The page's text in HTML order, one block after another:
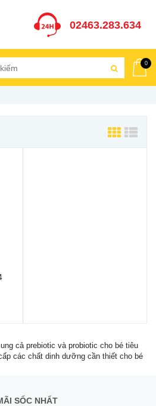
02463.283.634
0
cả prebiotic và probiotic cho bé tiêu
các chất dinh dưỡng cần thiết cho bé
SỐC NHẤT